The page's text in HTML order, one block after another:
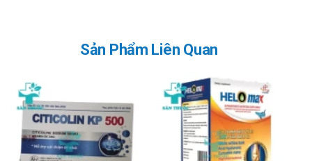
sẫm màu do chức năng giải độc gan suy giảm.
tăng cao.
Người uống nhiều rượu, bia, người làm việc trong môi trường
độc hại, người dùng các thuốc và hóa chất gây độc cho gan.
Người bị rối loạn tiêu hóa, kém ăn, chậm tiêu, người mệt mỏi.
Sản Phẩm Liên Quan